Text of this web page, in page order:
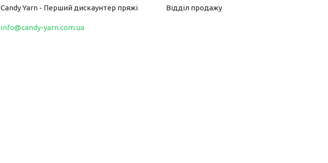
Candy Yarn - Перший дискаунтер пряжі
info@candy-yarn.com.ua
Відділ продажу